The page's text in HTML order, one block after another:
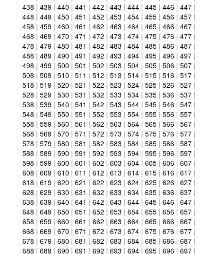
438 | 439 | 440 | 441 | 442 | 443 | 444 | 445 | 446 | 447 |
448 | 449 | 450 | 451 | 452 | 453 | 454 | 455 | 456 | 457 |
458 | 459 | 460 | 461 | 462 | 463 | 464 | 465 | 466 | 467 |
468 | 469 | 470 | 471 | 472 | 473 | 474 | 475 | 476 | 477 |
478 | 479 | 480 | 481 | 482 | 483 | 484 | 485 | 486 | 487 |
488 | 489 | 490 | 491 | 492 | 493 | 494 | 495 | 496 | 497 |
498 | 499 | 500 | 501 | 502 | 503 | 504 | 505 | 506 | 507 |
508 | 509 | 510 | 511 | 512 | 513 | 514 | 515 | 516 | 517 |
518 | 519 | 520 | 521 | 522 | 523 | 524 | 525 | 526 | 527 |
528 | 529 | 530 | 531 | 532 | 533 | 534 | 535 | 536 | 537 |
538 | 539 | 540 | 541 | 542 | 543 | 544 | 545 | 546 | 547 |
548 | 549 | 550 | 551 | 552 | 553 | 554 | 555 | 556 | 557 |
558 | 559 | 560 | 561 | 562 | 563 | 564 | 565 | 566 | 567 |
568 | 569 | 570 | 571 | 572 | 573 | 574 | 575 | 576 | 577 |
578 | 579 | 580 | 581 | 582 | 583 | 584 | 585 | 586 | 587 |
588 | 589 | 590 | 591 | 592 | 593 | 594 | 595 | 596 | 597 |
598 | 599 | 600 | 601 | 602 | 603 | 604 | 605 | 606 | 607 |
608 | 609 | 610 | 611 | 612 | 613 | 614 | 615 | 616 | 617 |
618 | 619 | 620 | 621 | 622 | 623 | 624 | 625 | 626 | 627 |
628 | 629 | 630 | 631 | 632 | 633 | 634 | 635 | 636 | 637 |
638 | 639 | 640 | 641 | 642 | 643 | 644 | 645 | 646 | 647 |
648 | 649 | 650 | 651 | 652 | 653 | 654 | 655 | 656 | 657 |
658 | 659 | 660 | 661 | 662 | 663 | 664 | 665 | 666 | 667 |
668 | 669 | 670 | 671 | 672 | 673 | 674 | 675 | 676 | 677 |
678 | 679 | 680 | 681 | 682 | 683 | 684 | 685 | 686 | 687 |
688 | 689 | 690 | 691 | 692 | 693 | 694 | 695 | 696 | 697 |